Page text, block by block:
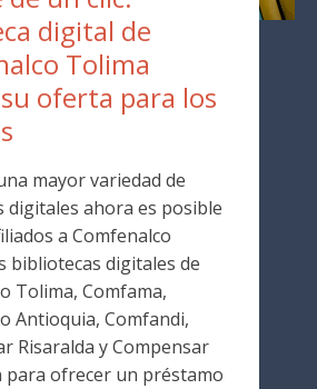
digital de
Tolima
oferta para los
mayor variedad de
digitales ahora es posible
a Comfenalco
bibliotecas digitales de
Tolima, Comfama,
Antioquia, Comfandi,
Risaralda y Compensar
para ofrecer un préstamo